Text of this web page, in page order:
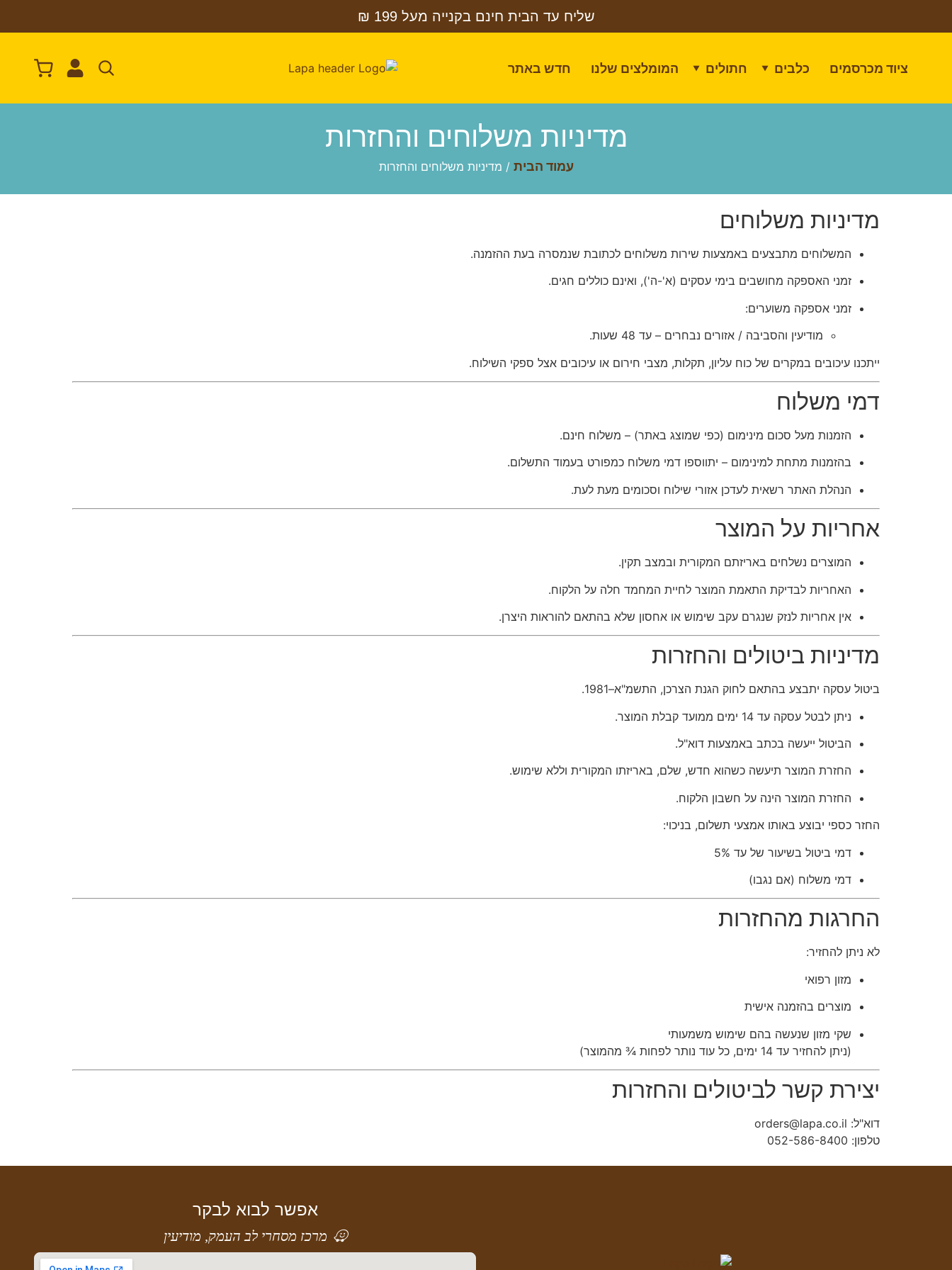
שליח עד הבית חינם בקנייה מעל 199 ₪
ציוד מכרסמים כלבים ▼ חתולים ▼ המומלצים שלנו חדש באתר
מדיניות משלוחים והחזרות
עמוד הבית / מדיניות משלוחים והחזרות
מדיניות משלוחים
המשלוחים מתבצעים באמצעות שירות משלוחים לכתובת שנמסרה בעת ההזמנה.
זמני האספקה מחושבים בימי עסקים (א'-ה'), ואינם כוללים חגים.
זמני אספקה משוערים:
מודיעין והסביבה / אזורים נבחרים – עד 48 שעות.
ייתכנו עיכובים במקרים של כוח עליון, תקלות, מצבי חירום או עיכובים אצל ספקי השילוח.
דמי משלוח
הזמנות מעל סכום מינימום (כפי שמוצג באתר) – משלוח חינם.
בהזמנות מתחת למינימום – יתווספו דמי משלוח כמפורט בעמוד התשלום.
הנהלת האתר רשאית לעדכן אזורי שילוח וסכומים מעת לעת.
אחריות על המוצר
המוצרים נשלחים באריזתם המקורית ובמצב תקין.
האחריות לבדיקת התאמת המוצר לחיית המחמד חלה על הלקוח.
אין אחריות לנזק שנגרם עקב שימוש או אחסון שלא בהתאם להוראות היצרן.
מדיניות ביטולים והחזרות
ביטול עסקה יתבצע בהתאם לחוק הגנת הצרכן, התשמ"א–1981.
ניתן לבטל עסקה עד 14 ימים ממועד קבלת המוצר.
הביטול ייעשה בכתב באמצעות דוא"ל.
החזרת המוצר תיעשה כשהוא חדש, שלם, באריזתו המקורית וללא שימוש.
החזרת המוצר הינה על חשבון הלקוח.
החזר כספי יבוצע באותו אמצעי תשלום, בניכוי:
דמי ביטול בשיעור של עד 5%
דמי משלוח (אם נגבו)
החרגות מהחזרות
לא ניתן להחזיר:
מזון רפואי
מוצרים בהזמנה אישית
שקי מזון שנעשה בהם שימוש משמעותי
(ניתן להחזיר עד 14 ימים, כל עוד נותר לפחות ¾ מהמוצר)
יצירת קשר לביטולים והחזרות
דוא"ל: orders@lapa.co.il
טלפון: ⁦052-586-8400
אפשר לבוא לבקר
מרכז מסחרי לב העמק, מודיעין